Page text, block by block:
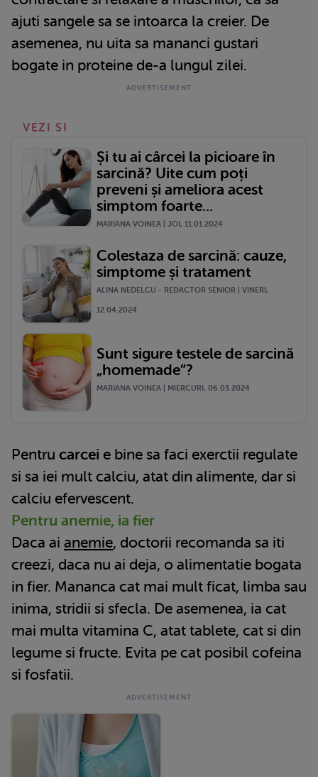
ajuti sangele sa se intoarca la creier. De
asemenea, nu uita sa mananci gustari
bogate in proteine de-a lungul zilei.
VEZI SI
Și tu ai cârcei la picioare în
sarcină? Uite cum poți
preveni și ameliora acest
simptom foarte...
MARIANA VOINEA | JOI, 11.01.2024
Colestaza de sarcină: cauze,
simptome și tratament
ALINA NEDELCU - REDACTOR SENIOR | VINERI,
12.04.2024
Sunt sigure testele de sarcină
„homemade”?
MARIANA VOINEA | MIERCURI, 06.03.2024
Pentru carcei e bine sa faci exerctii regulate
si sa iei mult calciu, atat din alimente, dar si
calciu efervescent.
Pentru anemie, ia fier
Daca ai anemie, doctorii recomanda sa iti
creezi, daca nu ai deja, o alimentatie bogata
in fier. Mananca cat mai mult ficat, limba sau
inima, stridii si sfecla. De asemenea, ia cat
mai multa vitamina C, atat tablete, cat si din
legume si fructe. Evita pe cat posibil cofeina
si fosfatii.